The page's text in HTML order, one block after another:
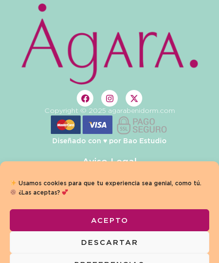
Usamos cookies para que tu experiencia sea genial, como tú.
¿Las aceptas?
ACEPTO
DESCARTAR
Copyright © 2025 agarabenidorm.com
Diseñado con ♥️ por Bao Estudio
Aviso Legal
Privacidad
Política de Cookies
Términos y Condiciones